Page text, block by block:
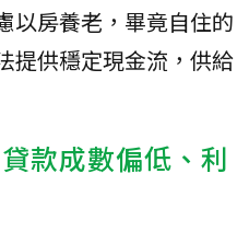
以房養老，畢竟自住的
提供穩定現金流，供給
款成數偏低、利